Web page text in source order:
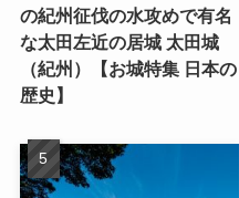
の紀州征伐の水攻めで有名
な太田左近の居城 太田城
（紀州）【お城特集 日本の
歴史】